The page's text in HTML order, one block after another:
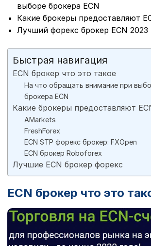
выборе брокера ECN
Какие брокеры предоставляют
Лучший форекс брокер ECN 2023
Быстрая навигация
ECN брокер что это такое
На что обращать внимание при
брокера ECN
Какие брокеры предоставляют
AMarkets
FreshForex
ECN STP форекс брокер: FXOpen
ECN брокер Roboforex
Лучшие ECN брокер форекс
ECN брокер что это